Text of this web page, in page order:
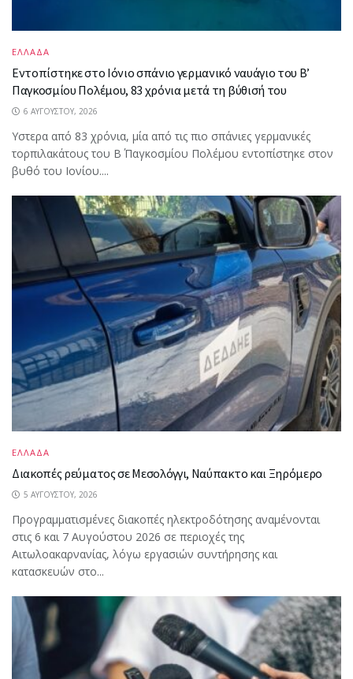
ΕΛΛΑΔΑ
Εντοπίστηκε στο Ιόνιο σπάνιο γερμανικό ναυάγιο του Β’
Παγκοσμίου Πολέμου, 83 χρόνια μετά τη βύθισή του
6 ΑΥΓΟΎΣΤΟΥ, 2026
Υστερα από 83 χρόνια, μία από τις πιο σπάνιες γερμανικές
τορπιλακάτους του Β΄ Παγκοσμίου Πολέμου εντοπίστηκε στον
βυθό του Ιονίου....
ΕΛΛΑΔΑ
Διακοπές ρεύματος σε Μεσολόγγι, Ναύπακτο και Ξηρόμερο
5 ΑΥΓΟΎΣΤΟΥ, 2026
Προγραμματισμένες διακοπές ηλεκτροδότησης αναμένονται
στις 6 και 7 Αυγούστου 2026 σε περιοχές της
Αιτωλοακαρνανίας, λόγω εργασιών συντήρησης και
κατασκευών στο...